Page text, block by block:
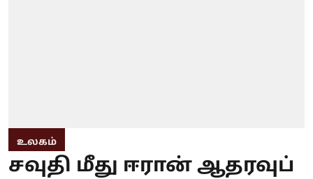
உலகம்
சவுதி மீது ஈரான் ஆதரவுப்